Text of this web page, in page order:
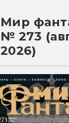
Мир
№ 273
2026)